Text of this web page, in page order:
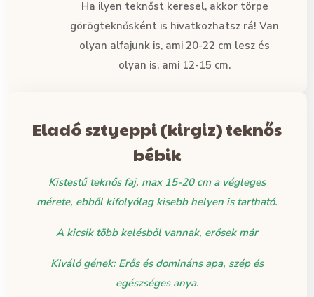
Ha ilyen teknőst keresel, akkor törpe
görögteknősként is hivatkozhatsz rá! Van
olyan alfajunk is, ami 20-22 cm lesz és
olyan is, ami 12-15 cm.
Eladó sztyeppi (kirgiz) teknős
bébik
Kistestű teknős faj, max 15-20 cm a végleges
mérete, ebből kifolyólag kisebb helyen is tartható.
A kicsik több kelésből vannak, erősek már
Kiváló gének: Erős és domináns apa, szép és
egészséges anya.